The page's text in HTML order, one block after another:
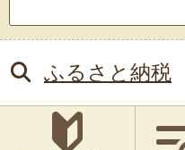
索:
ふるさと納税